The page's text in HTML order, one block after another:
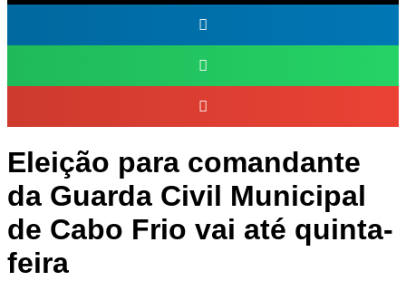
Eleição para comandante
da Guarda Civil Municipal
de Cabo Frio vai até quinta-
feira